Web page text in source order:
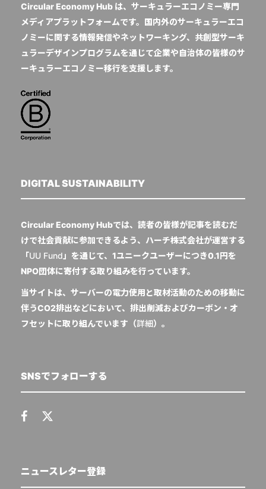
Circular Economy Hub は、サーキュラーエコノミー専門
メディアプラットフォームです。国内外のサーキュラーエコ
ノミーに関する情報発信やネットワーキング、共創型サーキ
ュラーデザインプログラムを通じて企業や自治体の皆様のサ
ーキュラーエコノミー移行を支援します。
DIGITAL SUSTAINABILITY
Circular Economy Hubでは、読者の皆様が記事を読むだ
けで社会貢献に参加できるよう、ハーチ株式会社が運営する
「UU Fund 」を通じて、1ユニークユーザーにつき0.1円を
NPO団体に寄付する取り組みを行っています。
当サイトは、サーバーの電力使用と取材活動のための移動に
伴うCO2排出などにおいて、排出削減およびカーボン・オ
フセットに取り組んでいます（詳細）。
SNSでフォローする
ニュースレター登録